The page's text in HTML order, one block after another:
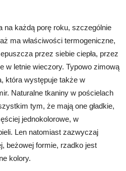
na każdą porę roku, szczególnie
ma właściwości termogeniczne,
przez siebie ciepła, przez
w letnie wieczory. Typowo zimową
która występuje także w
Naturalne tkaniny w pościelach
tym, że mają one gładkie,
jednokolorowe, w
Len natomiast zazwyczaj
beżowej formie, rzadko jest
kolory.